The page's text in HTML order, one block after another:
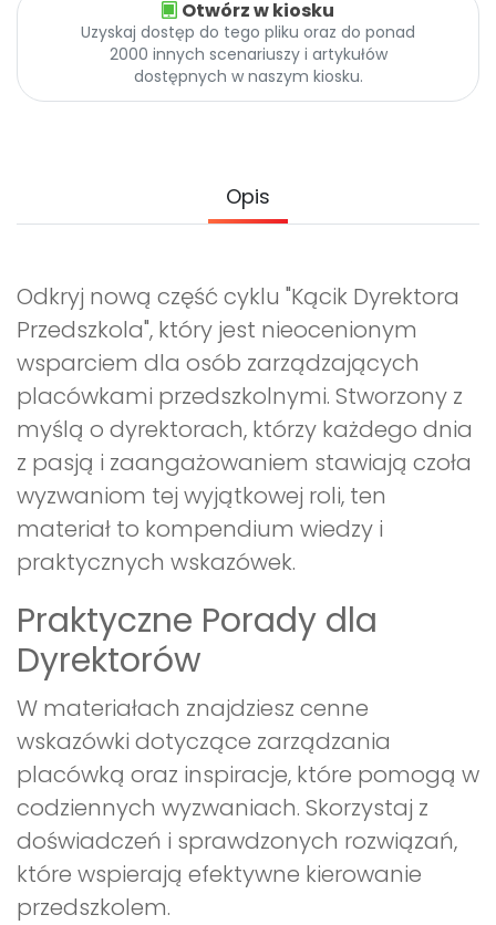
Pomoc
Otwórz w kiosku
Uzyskaj dostęp do tego pliku oraz do ponad
2000 innych scenariuszy i artykułów
dostępnych w naszym kiosku.
Opis
Odkryj nową część cyklu "Kącik Dyrektora
Przedszkola", który jest nieocenionym
wsparciem dla osób zarządzających
placówkami przedszkolnymi. Stworzony z
myślą o dyrektorach, którzy każdego dnia
z pasją i zaangażowaniem stawiają czoła
wyzwaniom tej wyjątkowej roli, ten
materiał to kompendium wiedzy i
praktycznych wskazówek.
Praktyczne Porady dla
Dyrektorów
W materiałach znajdziesz cenne
wskazówki dotyczące zarządzania
placówką oraz inspiracje, które pomogą w
codziennych wyzwaniach. Skorzystaj z
doświadczeń i sprawdzonych rozwiązań,
które wspierają efektywne kierowanie
przedszkolem.